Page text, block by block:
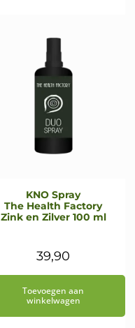
KNO Spray
The Health Factory
Zink en Zilver 100 ml
39,90
Toevoegen aan
winkelwagen